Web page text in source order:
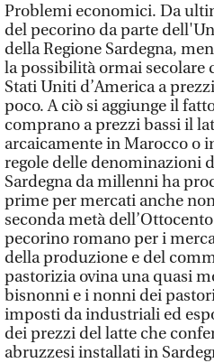
Problemi economici. Da
del pecorino da parte
della Regione Sardegna,
la possibilità ormai secolare
Stati Uniti d’America a
poco. A ciò si aggiunge il
comprano a prezzi bassi il
arcaicamente in Marocco o
regole delle denominazioni
Sardegna da millenni ha
prime per mercati anche
seconda metà
pecorino romano per i
della produzione e del
pastorizia ovina una quasi
bisnonni e i nonni dei
imposti da industriali ed
dei prezzi del latte che
abruzzesi installati in